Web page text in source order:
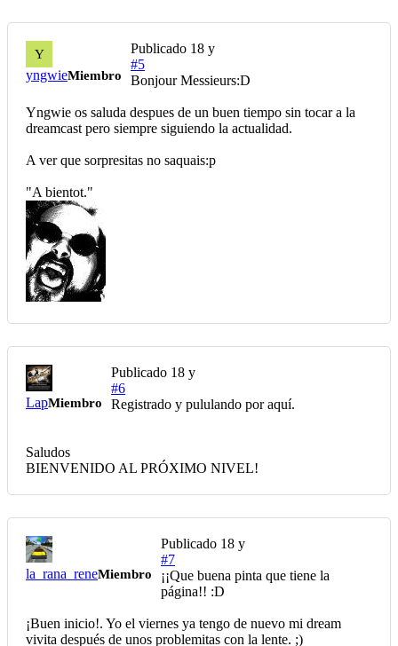
Y
yngwieMiembro
Publicado 18 y
#5
Bonjour Messieurs:D
Yngwie os saluda despues de un buen tiempo sin tocar a la
dreamcast pero siempre siguiendo la actualidad.
A ver que sorpresitas no saquais:p
"A bientot."
LapMiembro
Publicado 18 y
#6
Registrado y pululando por aquí.
Saludos
BIENVENIDO AL PRÓXIMO NIVEL!
la_rana_reneMiembro
Publicado 18 y
#7
¡¡Que buena pinta que tiene la
página!! :D
¡Buen inicio!. Yo el viernes ya tengo de nuevo mi dream
vivita después de unos problemitas con la lente. ;)